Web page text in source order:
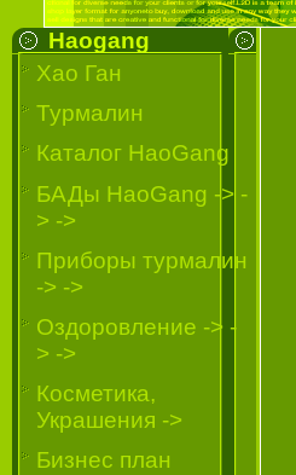
Haogang
Хао Ган
Турмалин
Каталог HaoGang
БАДы HaoGang -> -
> ->
Приборы турмалин
-> ->
Oздоровление -> -
> ->
Косметика,
Украшения ->
Бизнес план